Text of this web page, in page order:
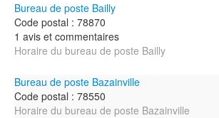
Bureau de poste Bailly
Code postal : 78870
1 avis et commentaires
Horaire du bureau de poste Bailly
Bureau de poste Bazainville
Code postal : 78550
Horaire du bureau de poste Bazainville